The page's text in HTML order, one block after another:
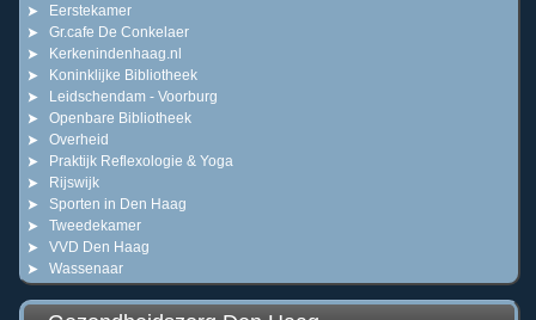
Eerstekamer
Gr.cafe De Conkelaer
Kerkenindenhaag.nl
Koninklijke Bibliotheek
Leidschendam - Voorburg
Openbare Bibliotheek
Overheid
Praktijk Reflexologie & Yoga
Rijswijk
Sporten in Den Haag
Tweedekamer
VVD Den Haag
Wassenaar